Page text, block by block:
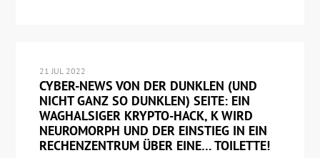
21 JUL 2022
CYBER-NEWS VON DER DUNKLEN (UND
NICHT GANZ SO DUNKLEN) SEITE: EIN
WAGHALSIGER KRYPTO-HACK, K WIRD
NEUROMORPH UND DER EINSTIEG IN EIN
RECHENZENTRUM ÜBER EINE… TOILETTE!